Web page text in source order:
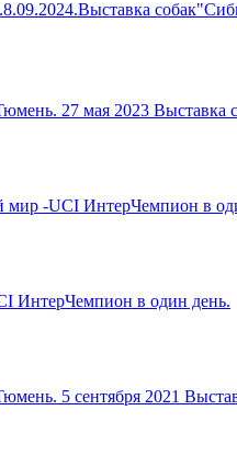
27 мая 2023 Выставка
мир -UCI ИнтерЧемпион в
ИнтерЧемпион в один день.
5 сентября 2021